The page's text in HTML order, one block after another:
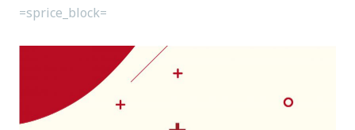
=sprice_block=